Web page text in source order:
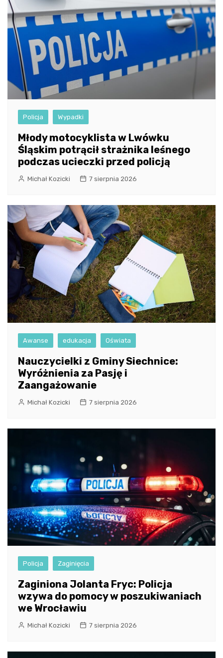
Policja Wypadki
Młody motocyklista w Lwówku
Śląskim potrącił strażnika leśnego
podczas ucieczki przed policją
Michał Kozicki 7 sierpnia 2026
Awanse edukacja Oświata
Nauczycielki z Gminy Siechnice:
Wyróżnienia za Pasję i
Zaangażowanie
Michał Kozicki 7 sierpnia 2026
Policja Zaginięcia
Zaginiona Jolanta Fryc: Policja
wzywa do pomocy w poszukiwaniach
we Wrocławiu
Michał Kozicki 7 sierpnia 2026